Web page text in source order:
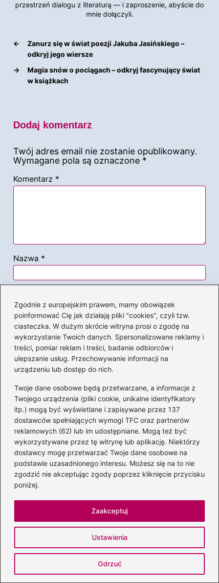
Zgodnie z europejskim prawem, mamy obowiązek
poinformować Cię jak działają pliki "cookies", czyli tzw.
ciasteczka. W dużym skrócie witryna prosi o zgodę na
wykorzystanie Twoich danych. Spersonalizowane reklamy i
treści, pomiar reklam i treści, badanie odbiorców i
ulepszanie usług. Przechowywanie informacji na
urządzeniu lub dostęp do nich.
Twoje dane osobowe będą przetwarzane, a informacje z
Twojego urządzenia (pliki cookie, unikalne identyfikatory
itp.) mogą być wyświetlane i zapisywane przez 137
dostawców spełniających wymogi TFC oraz partnerów
reklamowych (62) lub im udostępniane. Mogą też być
wykorzystywane przez tę witrynę lub aplikację. Niektórzy
dostawcy mogę przetwarzać Twoje dane osobowe na
podstawie uzasadnionego interesu. Możesz się na to nie
zgodzić nie akceptując zgody poprzez kliknięcie przycisku
poniżej.
Ustawienia
Odrzuć
Zaakceptuj
przestrzeń dialogu z literaturą — i zaproszenie, abyście do
mnie dołączyli.
←
Zanurz się w świat poezji Jakuba Jasińskiego –
odkryj jego wiersze
→
Magia snów o pociągach – odkryj fascynujący świat
w książkach
Dodaj komentarz
Twój adres email nie zostanie opublikowany.
Wymagane pola są oznaczone *
Komentarz *
Nazwa *
Witryna internetowa
Zapamiętaj moje dane w tej przeglądarce
podczas pisania kolejnych komentarzy.
Poczytaj więcej